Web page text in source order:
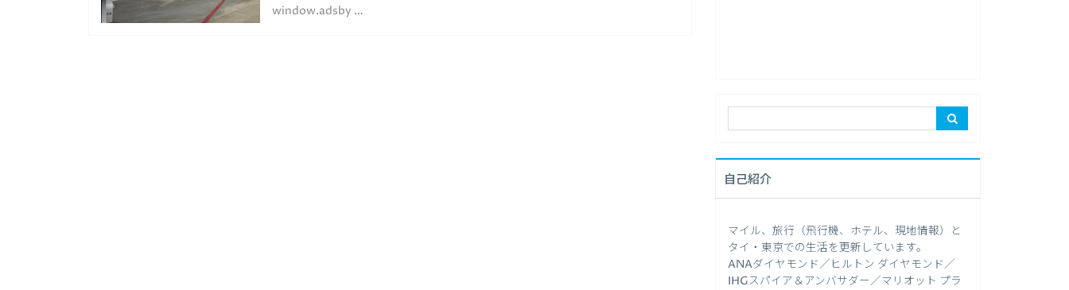
window.adsby …
自己紹介
マイル、旅行（飛行機、ホテル、現地情報）と
タイ・東京での生活を更新しています。
ANAダイヤモンド／ヒルトン ダイヤモンド／
IHGスパイア＆アンバサダー／マリオット プラ